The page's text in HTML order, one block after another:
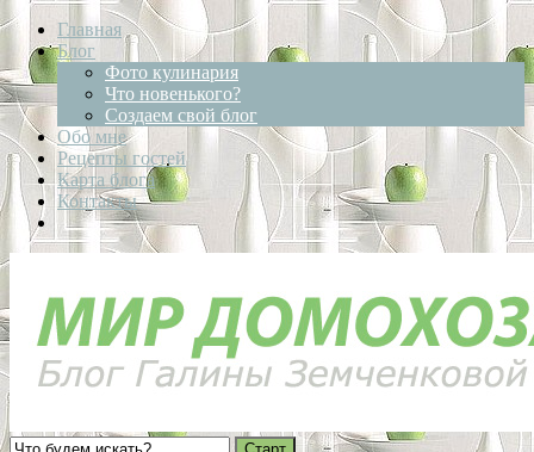
Главная
Блог
Фото кулинария
Что новенького?
Создаем свой блог
Обо мне
Рецепты гостей
Карта блога
Контакты